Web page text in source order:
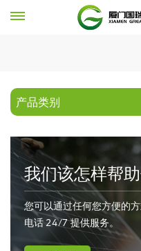
产品类别
我们该怎样帮
您可以通过任何您方便的
电话 24/7 提供服务。